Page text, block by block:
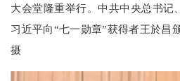
大会堂隆重举行。中共中央总书记
习近平向“七一勋章”获得者王於昌
摄